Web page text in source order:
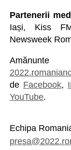
Partenerii
Iași, Kiss
Newsweek
de Facebook,
YouTube.
Echipa